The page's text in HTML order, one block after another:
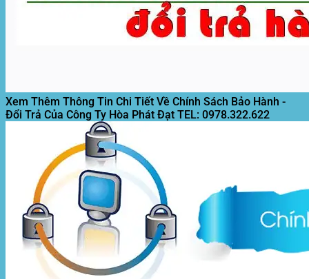
Xem Thêm Thông Tin Chi Tiết Về Chính Sách Bảo Hành -
Đổi Trả Của Công Ty Hòa Phát Đạt TEL: 0978.322.622